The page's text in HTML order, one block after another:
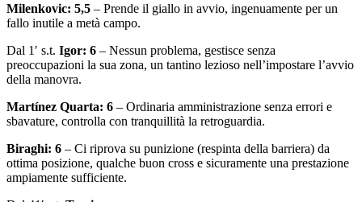
Milenkovic: 5,5 – Prende il giallo in avvio, ingenuamente per un
fallo inutile a metà campo.
Dal 1′ s.t. Igor: 6 – Nessun problema, gestisce senza
preoccupazioni la sua zona, un tantino lezioso nell’impostare l’avvio
della manovra.
Martínez Quarta: 6 – Ordinaria amministrazione senza errori e
sbavature, controlla con tranquillità la retroguardia.
Biraghi: 6 – Ci riprova su punizione (respinta della barriera) da
ottima posizione, qualche buon cross e sicuramente una prestazione
ampiamente sufficiente.